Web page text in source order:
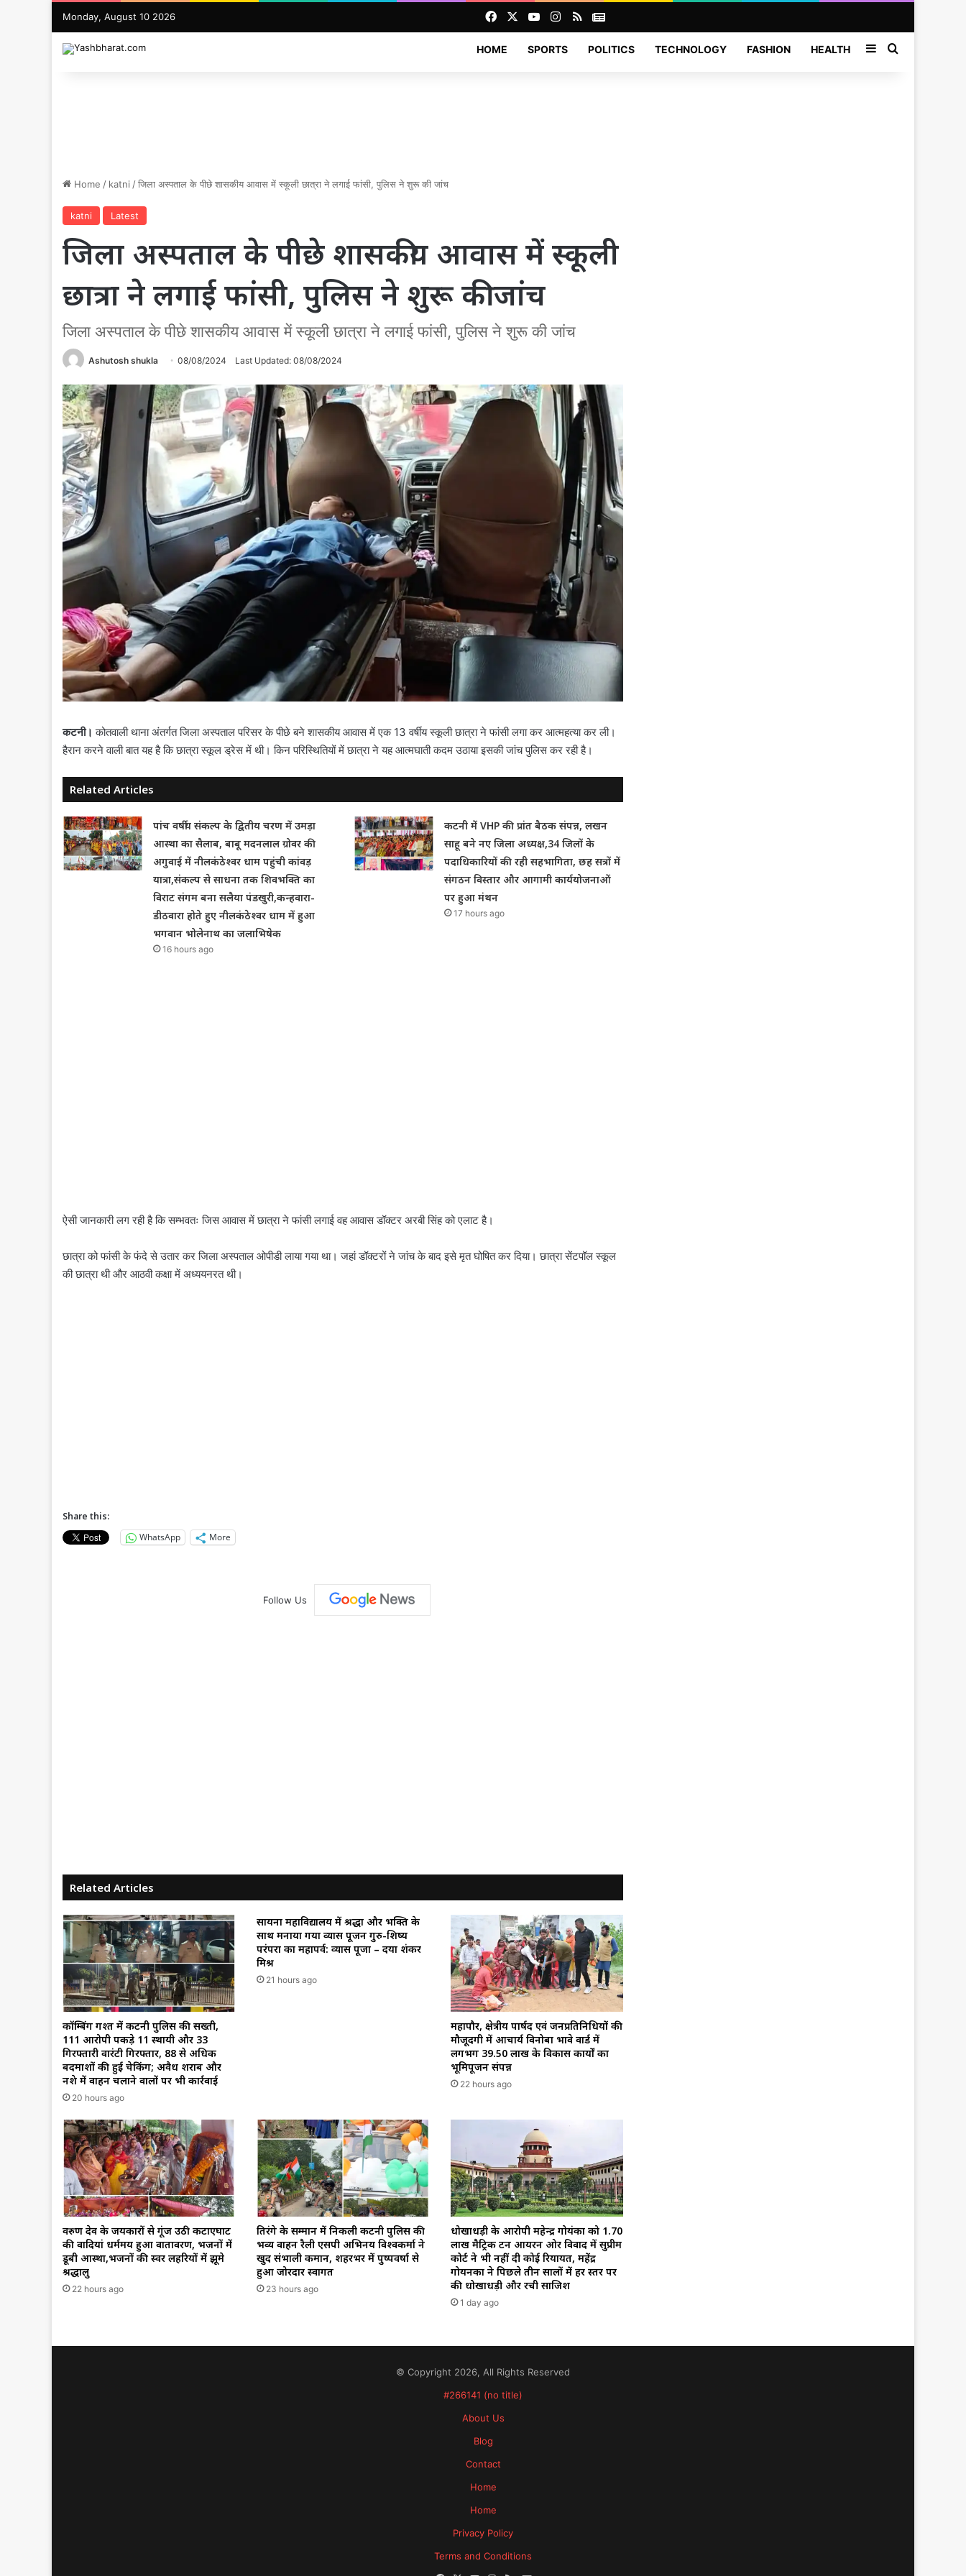
Monday, August 10 2026 FacebookYouTubeInstagram
RSSNews
HOME SPORTS POLITICS TECHNOLOGY FASHION HEALTH SidebarSearch for
Home / katni /जिला अस्पताल के पीछे शासकीय आवास में स्कूली छात्रा ने लगाई फांसी, पुलिस ने शुरू की जांच
katni Latest
जिला अस्पताल के पीछे शासकीय आवास में स्कूली
छात्रा ने लगाई फांसी, पुलिस ने शुरू की जांच
जिला अस्पताल के पीछे शासकीय आवास में स्कूली छात्रा ने लगाई फांसी, पुलिस ने शुरू की जांच
Ashutosh shukla 08/08/2024 Last Updated: 08/08/2024
कटनी। कोतवाली थाना अंतर्गत जिला अस्पताल परिसर के पीछे बने शासकीय आवास में एक 13 वर्षीय स्कूली छात्रा ने फांसी लगा कर आत्महत्या कर ली।
हैरान करने वाली बात यह है कि छात्रा स्कूल ड्रेस में थी। किन परिस्थितियों में छात्रा ने यह आत्मघाती कदम उठाया इसकी जांच पुलिस कर रही है।
Related Articles
पांच वर्षीय संकल्प के द्वितीय चरण में उमड़ा
आस्था का सैलाब, बाबू मदनलाल ग्रोवर की
अगुवाई में नीलकंठेश्वर धाम पहुंची कांवड़
यात्रा,संकल्प से साधना तक शिवभक्ति का
विराट संगम बना सलैया पंडखुरी,कन्हवारा-
डीठवारा होते हुए नीलकंठेश्वर धाम में हुआ
भगवान भोलेनाथ का जलाभिषेक
16 hours ago
कटनी में VHP की प्रांत बैठक संपन्न, लखन
साहू बने नए जिला अध्यक्ष,34 जिलों के
पदाधिकारियों की रही सहभागिता, छह सत्रों में
संगठन विस्तार और आगामी कार्ययोजनाओं
पर हुआ मंथन
17 hours ago
ऐसी जानकारी लग रही है कि सम्भवतः जिस आवास में छात्रा ने फांसी लगाई वह आवास डॉक्टर अरबी सिंह को एलाट है।
छात्रा को फांसी के फंदे से उतार कर जिला अस्पताल ओपीडी लाया गया था। जहां डॉक्टरों ने जांच के बाद इसे मृत घोषित कर दिया। छात्रा सेंटपॉल स्कूल
की छात्रा थी और आठवी कक्षा में अध्ययनरत थी।
Share this:
WhatsApp
More
Follow Us
Related Articles
कॉम्बिंग गश्त में कटनी पुलिस की सख्ती,
111 आरोपी पकड़े 11 स्थायी और 33
गिरफ्तारी वारंटी गिरफ्तार, 88 से अधिक
बदमाशों की हुई चेकिंग; अवैध शराब और
नशे में वाहन चलाने वालों पर भी कार्रवाई
20 hours ago
सायना महाविद्यालय में श्रद्धा और भक्ति के
साथ मनाया गया व्यास पूजन गुरु-शिष्य
परंपरा का महापर्व: व्यास पूजा – दया शंकर
मिश्र
21 hours ago
महापौर, क्षेत्रीय पार्षद एवं जनप्रतिनिधियों की
मौजूदगी में आचार्य विनोबा भावे वार्ड में
लगभग 39.50 लाख के विकास कार्यों का
भूमिपूजन संपन्न
22 hours ago
वरुण देव के जयकारों से गूंज उठी कटाएघाट
की वादियां धर्ममय हुआ वातावरण, भजनों में
डूबी आस्था,भजनों की स्वर लहरियों में झूमे
श्रद्धालु
22 hours ago
तिरंगे के सम्मान में निकली कटनी पुलिस की
भव्य वाहन रैली एसपी अभिनय विश्वकर्मा ने
खुद संभाली कमान, शहरभर में पुष्पवर्षा से
हुआ जोरदार स्वागत
23 hours ago
धोखाधड़ी के आरोपी महेन्द्र गोयंका को 1.70
लाख मैट्रिक टन आयरन ओर विवाद में सुप्रीम
कोर्ट ने भी नहीं दी कोई रियायत, महेंद्र
गोयनका ने पिछले तीन सालों में हर स्तर पर
की धोखाधड़ी और रची साजिश
1 day ago
© Copyright 2026, All Rights Reserved
#266141 (no title)
About Us
Blog
Contact
Home
Home
Privacy Policy
Terms and Conditions